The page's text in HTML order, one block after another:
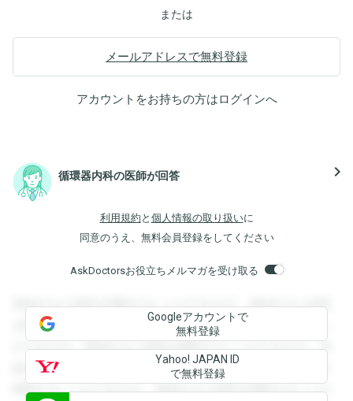
または
メールアドレスで無料登録
アカウントをお持ちの方はログインへ
循環器内科の医師が回答 navigate_next
利用規約 と 個人情報の取り扱いに
同意のうえ、無料会員登録をしてください
AskDoctorsお役立ちメルマガを受け取る
登録すると回答を閲覧することができます。登録すると回答
を閲覧することができます。登録すると回答を閲覧すること
ができます。登録すると回答を閲覧することができます。登
録すると回答を閲覧することができます。登録すると回答を
閲覧することができます。登録すると回答を閲覧することが
Googleアカウントで
無料登録
Yahoo! JAPAN ID
で無料登録